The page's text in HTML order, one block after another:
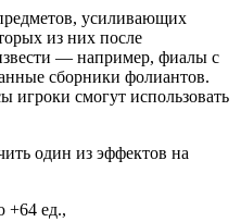
усиливающих
из них после
— например, фиалы с
сборники фолиантов.
смогут использовать
один из эффектов на
+64 ед.,